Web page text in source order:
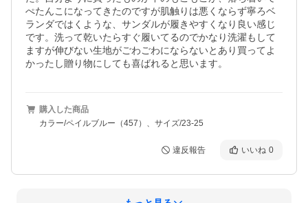
ぺたんこになってきたのですが肌触りは悪くならず寧ろベ
ランダではくような、サンダルが履きやすくなり良い感じ
です。洗って乾いたらすぐ履いてるのでかなり洗濯もして
ますが伸びない生地がごわごわにならないとあり買ってよ
かったし贈り物にしても喜ばれると思います。
購入した商品
カラー/ペイルブルー（457）、サイズ/23-25
違反報告 いいね 0